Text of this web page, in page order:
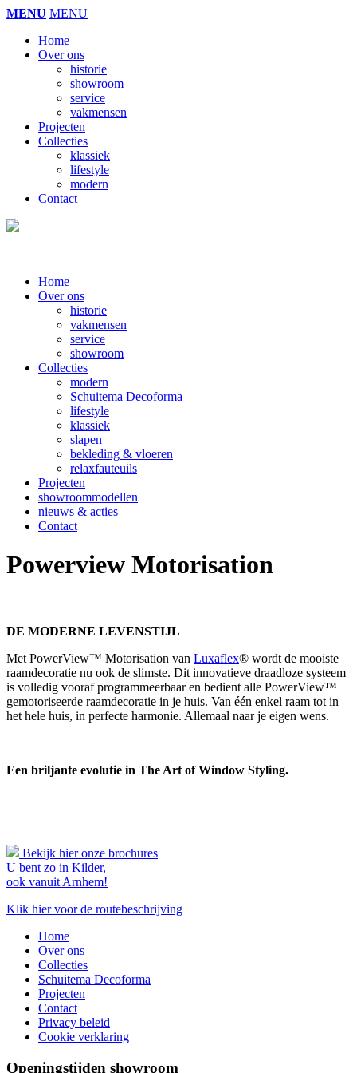
MENU MENU
Home
Over ons
historie
showroom
service
vakmensen
Projecten
Collecties
klassiek
lifestyle
modern
Contact
Home
Over ons
historie
vakmensen
service
showroom
Collecties
modern
Schuitema Decoforma
lifestyle
klassiek
slapen
bekleding & vloeren
relaxfauteuils
Projecten
showroommodellen
nieuws & acties
Contact
Powerview Motorisation
DE MODERNE LEVENSTIJL
Met PowerView™ Motorisation van Luxaflex® wordt de mooiste
raamdecoratie nu ook de slimste. Dit innovatieve draadloze systeem
is volledig vooraf programmeerbaar en bedient alle PowerView™
gemotoriseerde raamdecoratie in je huis. Van één enkel raam tot in
het hele huis, in perfecte harmonie. Allemaal naar je eigen wens.
Een briljante evolutie in The Art of Window Styling.
Bekijk hier onze brochures
U bent zo in Kilder,
ook vanuit Arnhem!
Klik hier voor de routebeschrijving
Home
Over ons
Collecties
Schuitema Decoforma
Projecten
Contact
Privacy beleid
Cookie verklaring
Openingstijden showroom